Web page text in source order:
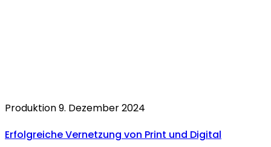
Produktion9. Dezember 2024
Erfolgreiche Vernetzung von Print und Digital